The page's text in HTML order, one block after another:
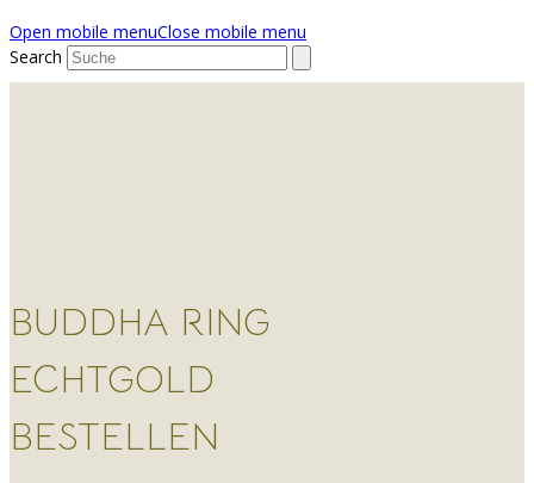
Open mobile menuClose mobile menu
Search
BUDDHA RING
ECHTGOLD
BESTELLEN